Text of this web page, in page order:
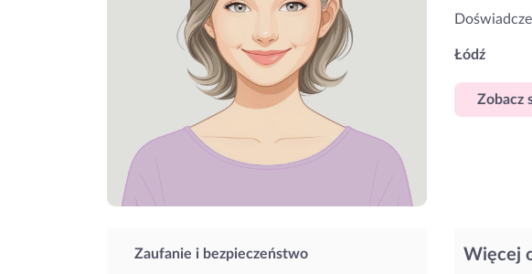
Łódź
Zobacz
Zaufanie i bezpieczeństwo Więcej